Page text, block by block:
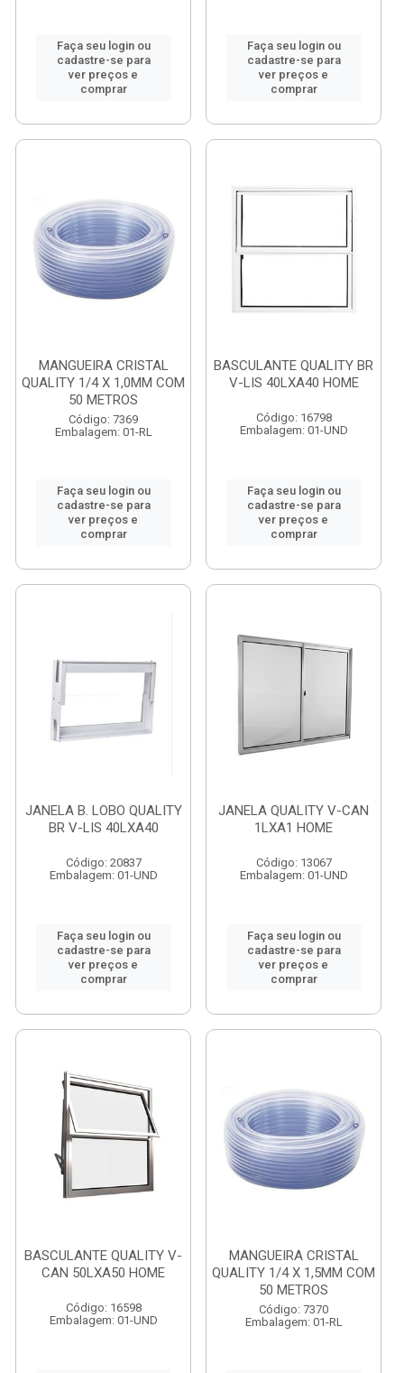
Faça seu login ou
cadastre-se para
ver preços e
comprar
Faça seu login ou
cadastre-se para
ver preços e
comprar
MANGUEIRA CRISTAL
QUALITY 1/4 X 1,0MM COM
50 METROS
Código: 7369
Embalagem: 01-RL
Faça seu login ou
cadastre-se para
ver preços e
comprar
BASCULANTE QUALITY BR
V-LIS 40LXA40 HOME
Código: 16798
Embalagem: 01-UND
Faça seu login ou
cadastre-se para
ver preços e
comprar
JANELA B. LOBO QUALITY
BR V-LIS 40LXA40
Código: 20837
Embalagem: 01-UND
Faça seu login ou
cadastre-se para
ver preços e
comprar
JANELA QUALITY V-CAN
1LXA1 HOME
Código: 13067
Embalagem: 01-UND
Faça seu login ou
cadastre-se para
ver preços e
comprar
BASCULANTE QUALITY V-
CAN 50LXA50 HOME
Código: 16598
Embalagem: 01-UND
MANGUEIRA CRISTAL
QUALITY 1/4 X 1,5MM COM
50 METROS
Código: 7370
Embalagem: 01-RL